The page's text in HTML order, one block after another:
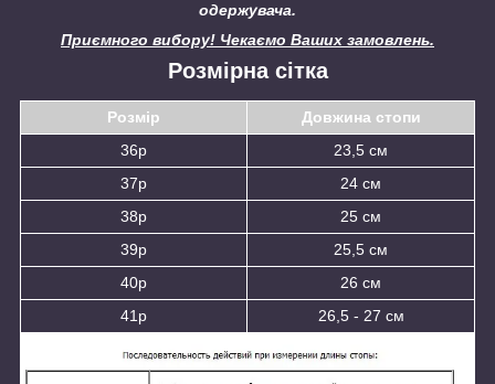
одержувача.
Приємного вибору! Чекаємо Ваших замовлень.
Розмірна сітка
Розмір
Довжина стопи
36р
23,5 см
37р
24 см
38р
25 см
39р
25,5 см
40р
26 см
41р
26,5 - 27 см